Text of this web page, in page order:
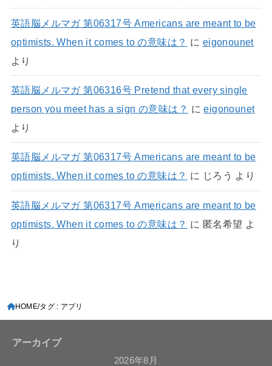
英語脳メルマガ 第06317号 Americans are meant to be
optimists. When it comes to の意味は？ に eigonounet
より
英語脳メルマガ 第06316号 Pretend that every single
person you meet has a sign の意味は？ にeigonounet
より
英語脳メルマガ 第06317号 Americans are meant to be
optimists. When it comes to の意味は？ に じろう より
英語脳メルマガ 第06317号 Americans are meant to be
optimists. When it comes to の意味は？ に 匿名希望 よ
り
HOME タグ : アプリ
アーカイブ
2026年8月